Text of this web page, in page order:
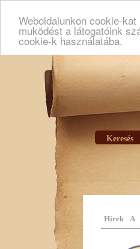
Weboldalunkon cookie-
muködést a látogatóink
cookie-k használatába.
Keresés
Hírek A